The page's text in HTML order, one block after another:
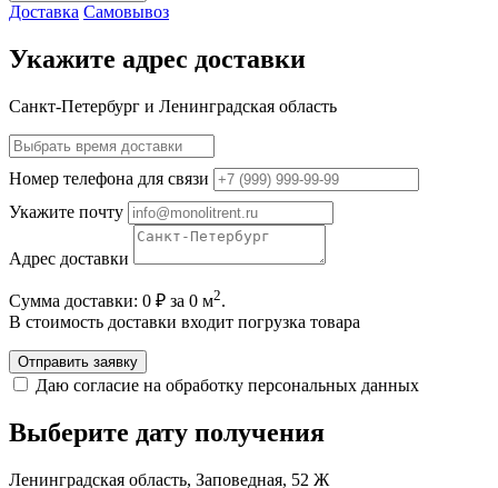
Доставка Самовывоз
Укажите адрес доставки
Санкт-Петербург и Ленинградская область
Номер телефона для связи
Укажите почту
Адрес доставки
Сумма доставки: 0 ₽ за 0 м2.
В стоимость доставки входит погрузка товара
Отправить заявку
Даю согласие на обработку персональных данных
Выберите дату получения
Ленинградская область, Заповедная, 52 Ж